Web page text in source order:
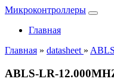
Микроконтроллеры
Главная
Главная » datasheet »
ABLS-LR-